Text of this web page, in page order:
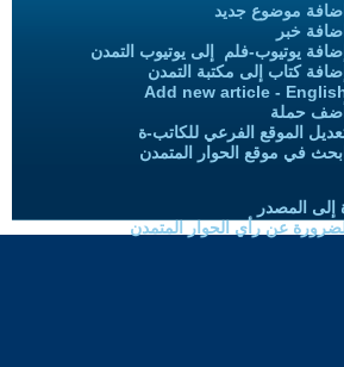
اضافة موضوع جديد
اضافة خبر
إضافة يوتيوب-فلم إلى يوتيوب التمدن
إضافة كتاب إلى مكتبة التمدن
Add new article -
أضف حملة
الموقع الفرعي للكاتب-ة
ابحث في موقع الحوار المتمدن
إلى المصدر
عن رأي الحوار المتمدن